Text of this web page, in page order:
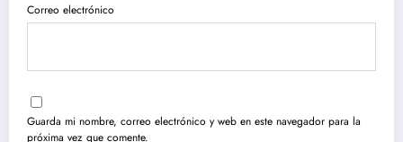
Correo electrónico
Guarda mi nombre, correo electrónico y web en este navegador para la
próxima vez que comente.